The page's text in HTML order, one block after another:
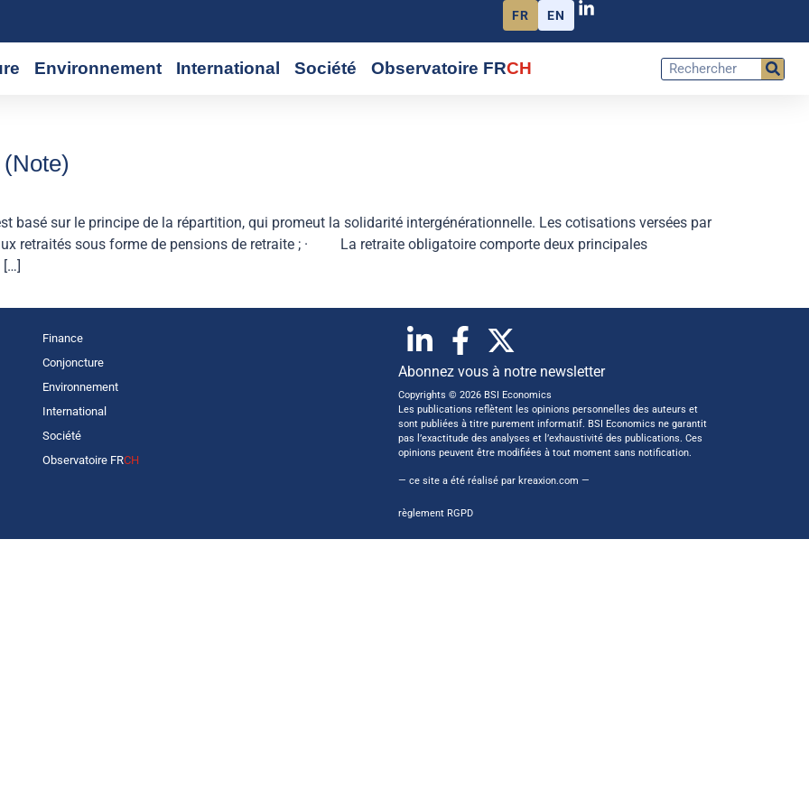
FR EN
Environnement International Société Observatoire FRCH
sur le principe de la répartition, qui promeut la solidarité intergénérationnelle. Les cotisations versées par
retraités sous forme de pensions de retraite ; · La retraite obligatoire comporte deux principales
[…]
Finance
Conjoncture
Environnement
International
Société
Observatoire FRCH
Abonnez vous à notre newsletter
Copyrights © 2026 BSI Economics
Les publications reflètent les opinions personnelles des auteurs et
sont publiées à titre purement informatif. BSI Economics ne garantit
pas l’exactitude des analyses et l’exhaustivité des publications. Ces
opinions peuvent être modifiées à tout moment sans notification.
— ce site a été réalisé par kreaxion.com —
règlement RGPD